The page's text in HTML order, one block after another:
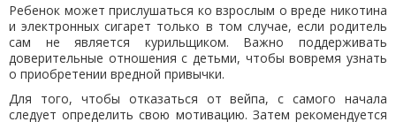
Ребенок может прислушаться ко взрослым о вреде никотина
и электронных сигарет только в том случае, если родитель
сам не является курильщиком. Важно поддерживать
доверительные отношения с детьми, чтобы вовремя узнать
о приобретении вредной привычки.
Для того, чтобы отказаться от вейпа, с самого начала
следует определить свою мотивацию. Затем рекомендуется